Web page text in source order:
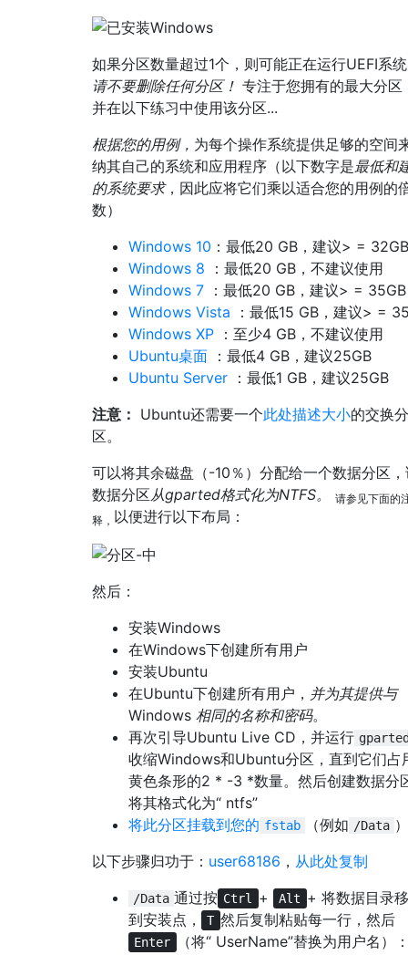
如果分区数量超过1个，则可能正在运行UEFI系
请不要删除任何分区！ 专注于您拥有的最大分区
并在以下练习中使用该分区...
根据您的用例， 为每个操作系统提供足够的空间
纳其自己的系统和应用程序（以下数字是最低和
的系统要求，因此应将它们乘以适合您的用例的
数）
Windows 10 ：最低20 GB，建议> = 32GB
Windows 8 ：最低20 GB，不建议使用
Windows 7 ：最低20 GB，建议> = 35GB
Windows Vista ：最低15 GB，建议> =
Windows XP ：至少4 GB，不建议使用
Ubuntu桌面 ：最低4 GB，建议25GB
Ubuntu Server ：最低1 GB，建议25GB
注意： Ubuntu还需要一个此处描述大小的交换分
区。
可以将其余磁盘（-10％）分配给一个数据分区
数据分区从gparted格式化为NTFS。
请参见下面的
释， 以便进行以下布局：
然后：
安装Windows
在Windows下创建所有用户
安装Ubuntu
在Ubuntu下创建所有用户， 并为其提供与
Windows 相同的名称和密码。
再次引导Ubuntu Live CD，并运行
收缩Windows和Ubuntu分区，直到它们占
黄色条形的2 * -3 *数量。然后创建数据分
将其格式化为“ ntfs”
将此分区挂载到您的 fstab （例如 /Data ）
以下步骤归功于： user68186 ， 从此处复制
/Data 通过按 Ctrl + Alt + 将数据目录
到安装点，
T 然后复制粘贴每一行，然后
Enter （将“ UserName”替换为用户名）